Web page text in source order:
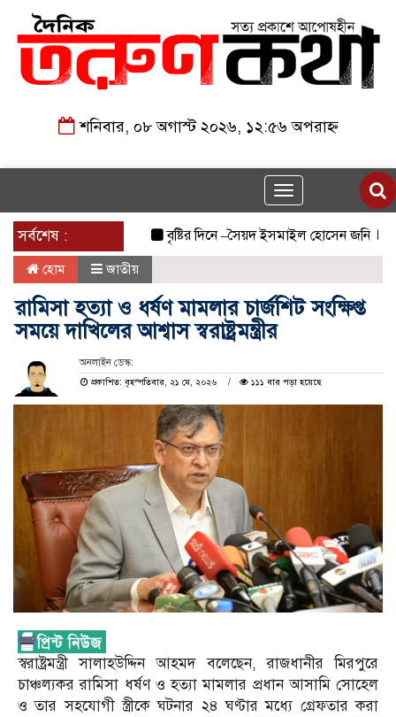
শনিবার, ০৮ অগাস্ট ২০২৬, ১২:৫৬ অপরাহ্ন
Toggle
navigation
সর্বশেষ :
বৃষ্টির দিনে –সৈয়দ ইসমাইল হোসেন জনি জুলাই
হোম জাতীয়
রামিসা হত্যা ও ধর্ষণ মামলার চার্জশিট সংক্ষিপ্ত
সময়ে দাখিলের আশ্বাস স্বরাষ্ট্রমন্ত্রীর
অনলাইন ডেস্ক:
প্রকাশিত: বৃহস্পতিবার, ২১ মে, ২০২৬
১১১ বার পড়া হয়েছে
স্বরাষ্ট্রমন্ত্রী সালাহউদ্দিন আহমদ বলেছেন, রাজধানীর মিরপুরে
চাঞ্চল্যকর রামিসা ধর্ষণ ও হত্যা মামলার প্রধান আসামি সোহেল
ও তার সহযোগী স্ত্রীকে ঘটনার ২৪ ঘণ্টার মধ্যে গ্রেফতার করা